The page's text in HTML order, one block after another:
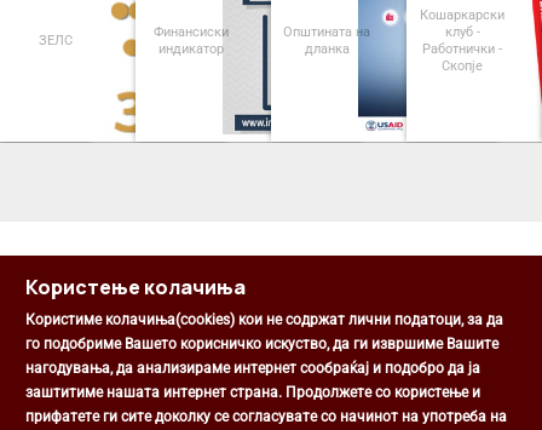
ЗЕЛС
Финансиски
индикатор
Општината на
дланка
Кошаркарски
клуб -
Работнички -
Скопје
Општина Центар
Михаил Цоков бр. 1, Скопје
Користење колачиња
Користиме колачиња(cookies) кои не содржат лични податоци, за да
го подобриме Вашето корисничко искуство, да ги извршиме Вашите
нагодувања, да анализираме интернет сообраќај и подобро да ја
заштитиме нашата интернет страна. Продолжете со користење и
прифатете ги сите доколку се согласувате со начинот на употреба на